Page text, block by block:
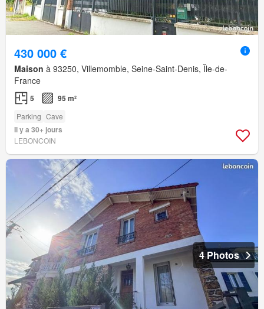
430 000 €
Maison à 93250, Villemomble, Seine-Saint-Denis, Île-de-
France
5 95 m²
Parking Cave
Il y a 30+ jours
LEBONCOIN
4 Photos